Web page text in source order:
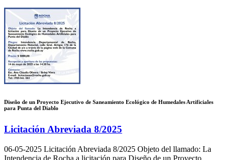
Diseño de un Proyecto Ejecutivo de Saneamiento Ecológico de Humedales Artificiales
para Punta del Diablo
Licitación Abreviada 8/2025
06-05-2025 Licitación Abreviada 8/2025 Objeto del llamado: La